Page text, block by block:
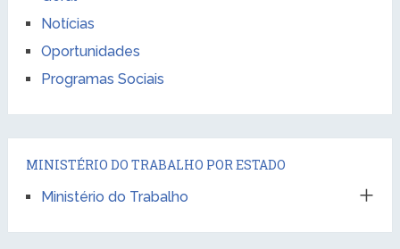
Notícias
Oportunidades
Programas Sociais
MINISTÉRIO DO TRABALHO POR ESTADO
Ministério do Trabalho